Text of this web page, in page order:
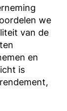
we
van de
en
is